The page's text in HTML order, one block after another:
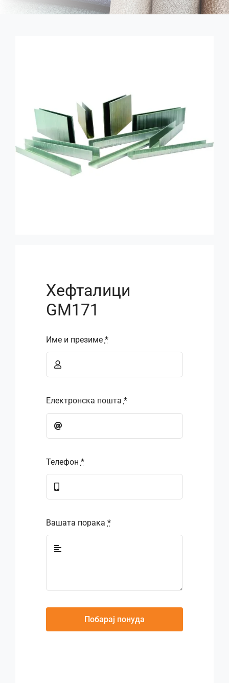
Хефталици
GM171
Име и презиме *
Електронска пошта *
Телефон *
Вашата порака *
Побарај понуда